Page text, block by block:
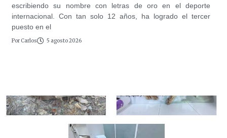
escribiendo su nombre con letras de oro en el deporte
internacional. Con tan solo 12 años, ha logrado el tercer
puesto en el
Por Carlos 5 agosto 2026